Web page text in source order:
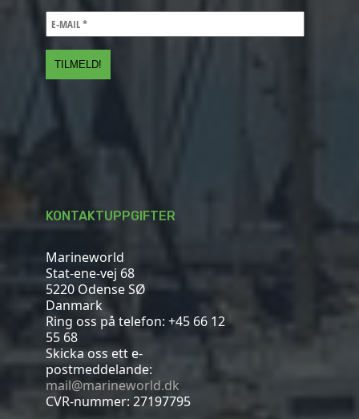
KONTAKTUPPGIFTER
Marineworld
Stat-ene-vej 68
5220 Odense SØ
Danmark
Ring oss på telefon: +45 66 12
55 68
Skicka oss ett e-
postmeddelande:
mail@marineworld.dk
CVR-nummer: 27197795